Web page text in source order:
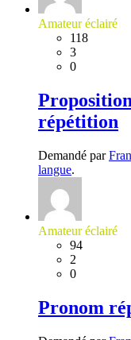
Amateur éclairé
118
3
0
répétition
Demandé par
langue.
Amateur éclairé
94
2
0
Pronom